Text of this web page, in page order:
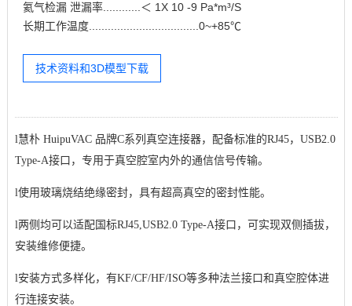
氦气检漏 泄漏率............＜ 1X 10 -9 Pa*m³/S
长期工作温度...................................0~+85℃
技术资料和3D模型下载
l慧朴 HuipuVAC 品牌C系列真空连接器，配备标准的RJ45，USB2.0
Type-A接口，专用于真空腔室内外的通信信号传输。
l使用玻璃烧结绝缘密封，具有超高真空的密封性能。
l两侧均可以适配国标RJ45,USB2.0 Type-A接口，可实现双侧插拔，
安装维修便捷。
l安装方式多样化，有KF/CF/HF/ISO等多种法兰接口和真空腔体进
行连接安装。